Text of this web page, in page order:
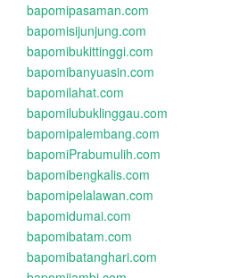
bapomipasaman.com
bapomisijunjung.com
bapomibukittinggi.com
bapomibanyuasin.com
bapomilahat.com
bapomilubuklinggau.com
bapomipalembang.com
bapomiPrabumulih.com
bapomibengkalis.com
bapomipelalawan.com
bapomidumai.com
bapomibatam.com
bapomibatanghari.com